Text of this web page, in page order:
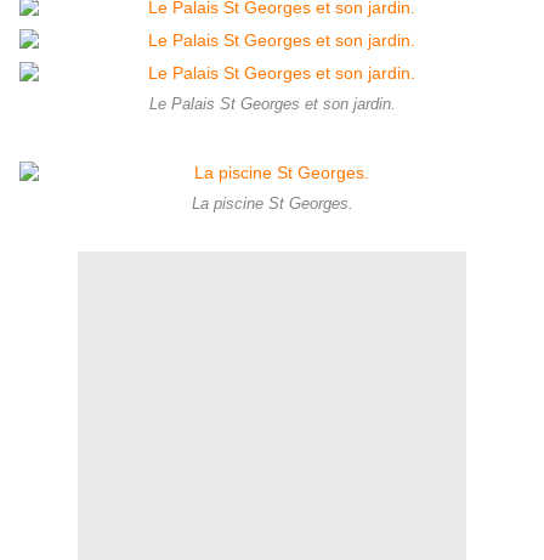
Le Palais St Georges et son jardin.
La piscine St Georges.